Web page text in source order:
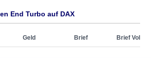
End Turbo auf DAX
Geld Brief Brief Vol